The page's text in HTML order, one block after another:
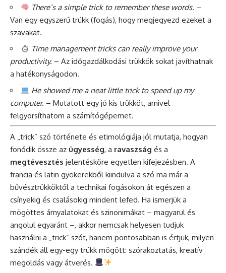
There’s a simple trick to remember these words. –
Van egy egyszerű trükk (fogás), hogy megjegyezd ezeket a
szavakat.
Time management tricks can really improve your
productivity. – Az időgazdálkodási trükkök sokat javíthatnak
a hatékonyságodon.
He showed me a neat little trick to speed up my
computer. – Mutatott egy jó kis trükköt, amivel
felgyorsíthatom a számítógépemet.
A „trick” szó története és etimológiája jól mutatja, hogyan
fonódik össze az ügyesség, a ravaszság és a
megtévesztés jelentésköre egyetlen kifejezésben. A
francia és latin gyökerekből kiindulva a szó ma már a
bűvésztrükköktől a technikai fogásokon át egészen a
csínyekig és csalásokig mindent lefed. Ha ismerjük a
mögöttes árnyalatokat és szinonimákat – magyarul és
angolul egyaránt –, akkor nemcsak helyesen tudjuk
használni a „trick” szót, hanem pontosabban is értjük, milyen
szándék áll egy-egy trükk mögött: szórakoztatás, kreatív
megoldás vagy átverés.